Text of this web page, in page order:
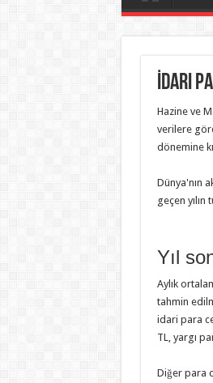
İdari
Hazine ve
verilere
dönemine
Dünya'nın
geçen
Yıl
Aylık
tahmin
idari para
TL, yargı
Diğer para